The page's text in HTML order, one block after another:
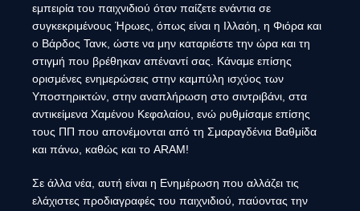
εμπειρία του παιχνιδιού όταν παίζετε ενάντια σε
συγκεκριμένους Ήρωες, όπως είναι η Ιλλαόη, η Φιόρα και
ο Βάρδος Τανκ, ώστε να μην καταριέστε την ώρα και τη
στιγμή που βρέθηκαν απέναντί σας. Κάναμε επίσης
ορισμένες ενημερώσεις στην καμπύλη ισχύος των
Υποστηρικτών, στην αναπλήρωση στο σιντριβάνι, στα
αντικείμενα Χαμένου Κεφαλαίου, ενώ ρυθμίσαμε επίσης
τους ΠΠ που απονέμονται από τη Σμαραγδένια Βαθμίδα
και πάνω, καθώς και το ARAM!
Σε άλλα νέα, αυτή είναι η Ενημέρωση που αλλάζει τις
ελάχιστες προδιαγραφές του παιχνιδιού, παύοντας την